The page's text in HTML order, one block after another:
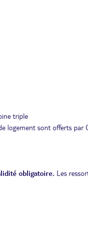
triple
logement sont offerts par
obligatoire. Les